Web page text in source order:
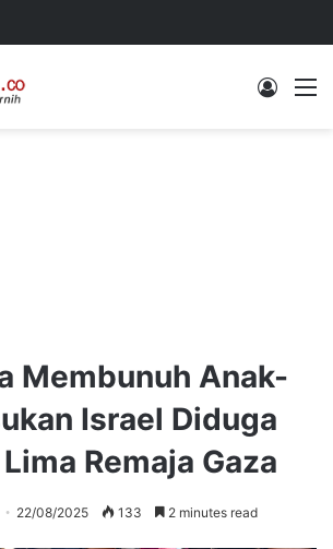
Log In
Membunuh Anak-
Israel Diduga
Remaja Gaza
22/08/2025 133 2 minutes read